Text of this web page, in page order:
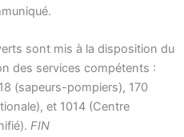
sont mis à la disposition du
des services compétents :
(sapeurs-pompiers), 170
et 1014 (Centre
FIN